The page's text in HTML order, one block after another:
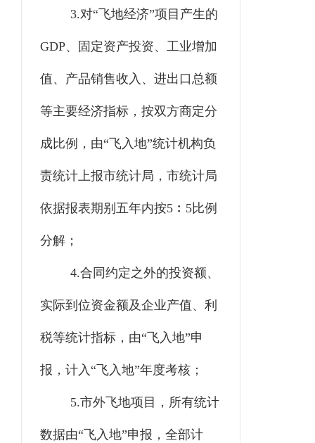
3.对“ 飞地经济”项目产生的
GDP、固定资产投资、工业增加
值、产品销售收入、进出口总额
等主要经济指标，按双方商定分
成比例，由“ 飞入地”统计机构负
责统计上报市统计局，市统计局
依据报表期别五年内按5 ﹕ 5比例
分解；
4.合同约定之外的投资额、
实际到位资金额及企业产值、利
税等统计指标，由“飞入地”申
报，计入“飞入地”年度考核；
5.市外飞地项目，所有统计
数据由“飞入地”申报，全部计